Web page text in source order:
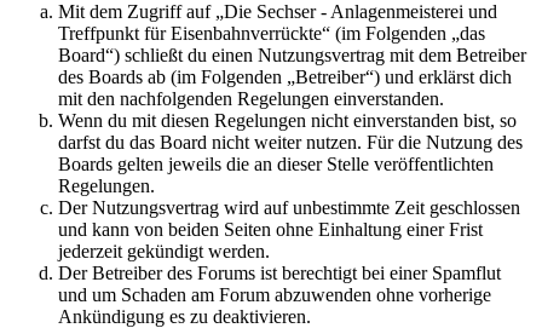
Mit dem Zugriff auf „Die Sechser - Anlagenmeisterei und
Treffpunkt für Eisenbahnverrückte“ (im Folgenden „das
Board“) schließt du einen Nutzungsvertrag mit dem Betreiber
des Boards ab (im Folgenden „Betreiber“) und erklärst dich
mit den nachfolgenden Regelungen einverstanden.
Wenn du mit diesen Regelungen nicht einverstanden bist, so
darfst du das Board nicht weiter nutzen. Für die Nutzung des
Boards gelten jeweils die an dieser Stelle veröffentlichten
Regelungen.
Der Nutzungsvertrag wird auf unbestimmte Zeit geschlossen
und kann von beiden Seiten ohne Einhaltung einer Frist
jederzeit gekündigt werden.
Der Betreiber des Forums ist berechtigt bei einer Spamflut
und um Schaden am Forum abzuwenden ohne vorherige
Ankündigung es zu deaktivieren.